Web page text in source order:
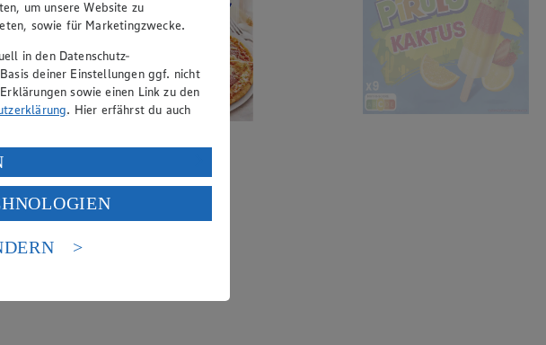
um unsere Website zu
sowie für Marketingzwecke.
in den Datenschutz-
deiner Einstellungen ggf. nicht
sowie einen Link zu den
. Hier erfährst du auch
Facebook und YouTube:
49 Abs. 1 Satz 1 lit. a) DSGVO
sieht die USA als Land mit
an. Es besteht das